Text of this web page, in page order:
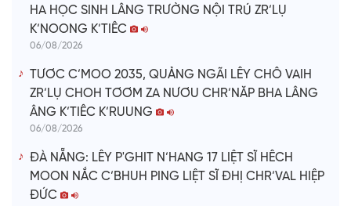
HA HỌC SINH LÂNG TRƯỜNG NỘI TRÚ ZR’LỤ
K’NOONG K’TIÊC
06/08/2026
TƯƠC C’MOO 2035, QUẢNG NGÃI LÊY CHÔ VAIH
ZR’LỤ CHOH TƠƠM ZA NƯƠU CHR’NĂP BHA LÂNG
ÂNG K’TIÊC K’RUUNG
06/08/2026
ĐÀ NẴNG: LÊY P'GHIT N’HANG 17 LIỆT SĨ HÊCH
MOON NẮC C’BHUH PING LIỆT SĨ ĐHỊ CHR’VAL HIỆP
ĐỨC